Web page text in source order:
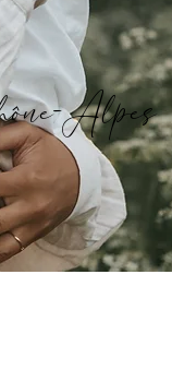
Alpes